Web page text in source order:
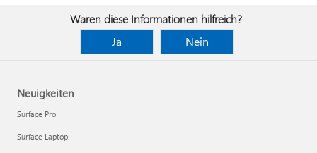
Waren diese Informationen hilfreich?
Ja
Nein
Neuigkeiten
Surface Pro
Surface Laptop